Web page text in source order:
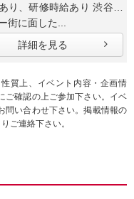
、研修時給あり 渋谷セ
街に面した...
詳細を見る
質上、イベント内容・企画情
ご確認の上ご参加下さい。イベ
問い合わせ下さい。掲載情報の
りご連絡下さい。